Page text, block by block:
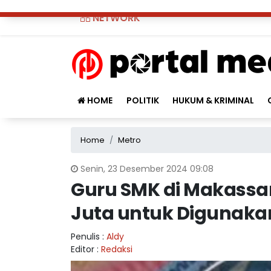
NETWORK
HOME POLITIK HUKUM & KRIMINAL
Home Metro
Senin, 23 Desember 2024 09:08
Guru SMK di
Juta untuk
Penulis : Aldy
Editor : Redaksi